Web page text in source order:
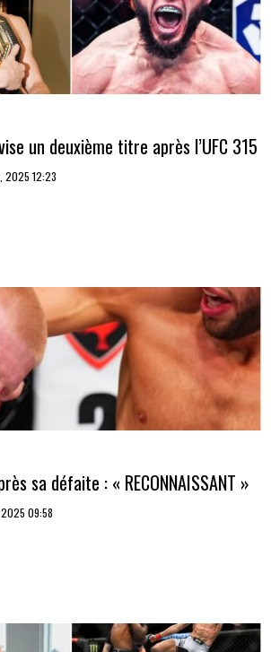
un deuxième titre après l’UFC 315
2025 12:23
sa défaite : « RECONNAISSANT »
09:58